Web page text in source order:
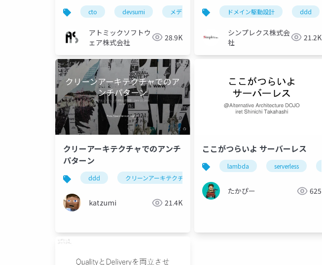
クラッチで開発した経験から学ん
だこと #devsumi2024
cto devsumi メディカルフォース ddd アーキテクチャ
アトミックソフトウ
ェア株式会社
28.9K
用してみてたドメイン駆動設計 ddd
シンプレクス株式会
社
21.2K
クリーアーキテクチャでのアンチ
パターン
ddd クリーンアーキテクチャ
katzumi 21.4K
ここがつらいよ サーバーレス
lambda serverless
たかぴー 625